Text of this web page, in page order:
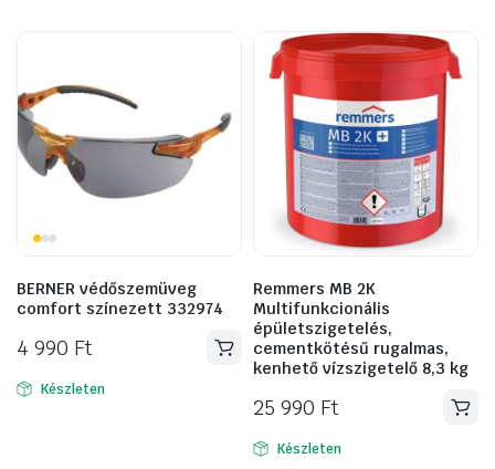
BERNER védőszemüveg
comfort színezett 332974
4 990 Ft
Készleten
Remmers MB 2K
Multifunkcionális
épületszigetelés,
cementkötésű rugalmas,
kenhető vízszigetelő 8,3 kg
25 990 Ft
Készleten